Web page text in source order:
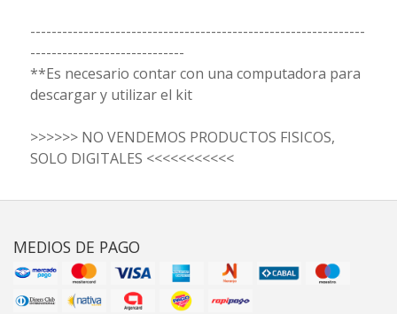
---------------------------------------------------------------
-----------------------------
**Es necesario contar con una computadora para
descargar y utilizar el kit
>>>>>> NO VENDEMOS PRODUCTOS FISICOS,
SOLO DIGITALES <<<<<<<<<<<
MEDIOS DE PAGO